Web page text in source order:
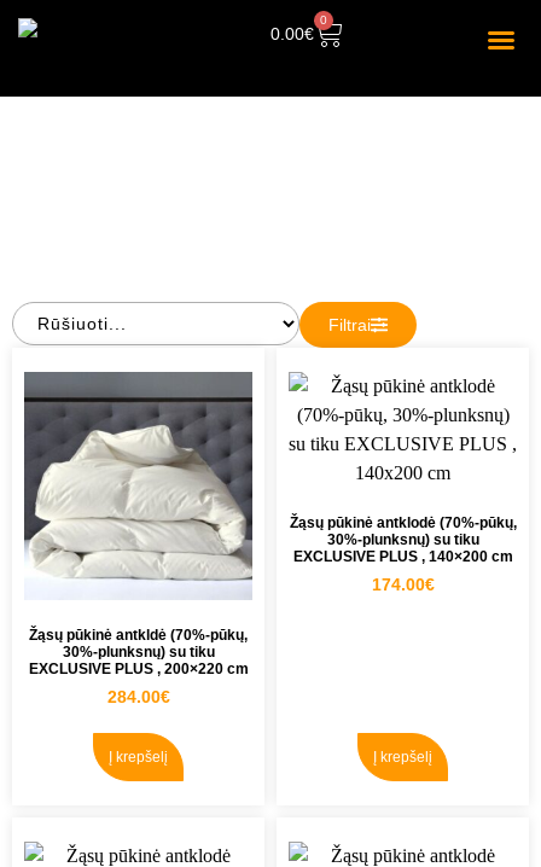
0.00€
0
Filtrai
Žąsų pūkinė antkldė (70%-pūkų,
30%-plunksnų) su tiku
EXCLUSIVE PLUS , 200×220 cm
284.00€
Į krepšelį
Žąsų pūkinė antklodė (70%-pūkų,
30%-plunksnų) su tiku
EXCLUSIVE PLUS , 140×200 cm
174.00€
Į krepšelį